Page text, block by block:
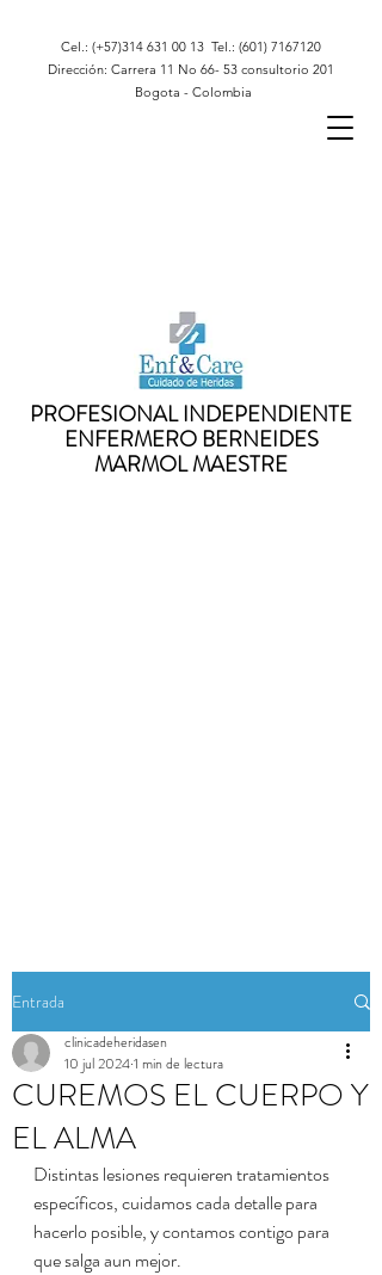
Cel.: (+57)314 631 00 13 Tel.: (601) 7167120
Dirección: Carrera 11 No 66- 53 consultorio 201
Bogota - Colombia
PROFESIONAL INDEPENDIENTE
ENFERMERO BERNEIDES
MARMOL MAESTRE
Entrada
CUREMOS EL CUERPO Y
EL ALMA
clinicadeheridasen
10 jul 20241 min de lectura
Distintas lesiones requieren tratamientos
específicos, cuidamos cada detalle para
hacerlo posible, y contamos contigo para
que salga aun mejor.